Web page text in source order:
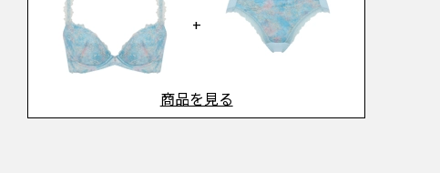
+
商品を見る